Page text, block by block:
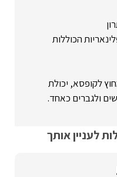
הכוללות
לקופסא, יכולת
ולגברים כאחד.
לעניין אותך